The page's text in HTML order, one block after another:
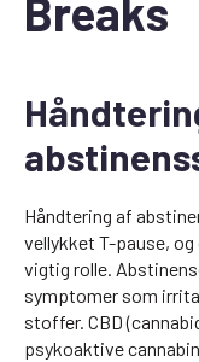
Breaks
Håndtering af
vellykket T-pause, og
vigtig rolle.
symptomer som
stoffer. CBD
psykoaktive